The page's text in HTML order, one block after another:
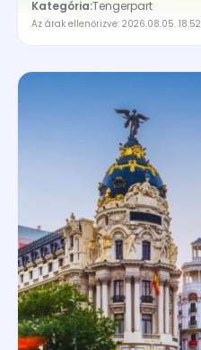
Kategória:Tengerpart
Az árak ellenőrizve: 2026.08.05. 18:52